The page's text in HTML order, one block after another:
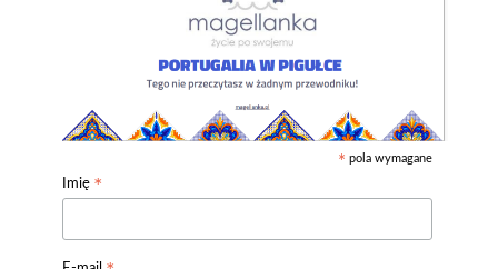
* pola wymagane
Imię *